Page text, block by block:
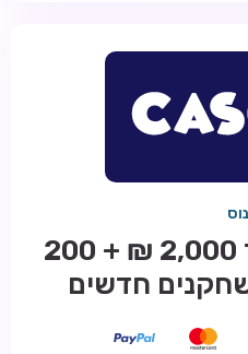
בונוס מתגלגל עד 2,000 ₪ + 200
חדשים